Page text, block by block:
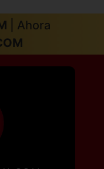
| Ahora